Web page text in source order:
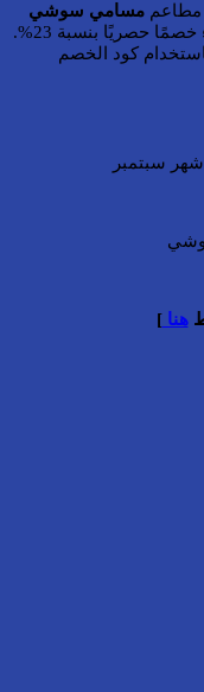
مسامي سوشي
عرضًا مميزًا طوال شهر سبتمبر يمنح العملاء خصمًا حصريًا بنسبة 23%.
كود الخصم
هنا]